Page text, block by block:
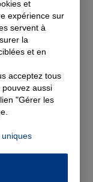
intégrant
civile, la
du contenu
Kremlin-Bicêtre, on
tempête,
au Kremlin-
et d'un
et
expérience sur
servent à
la
et en
acceptez tous
pouvez aussi
"Gérer les